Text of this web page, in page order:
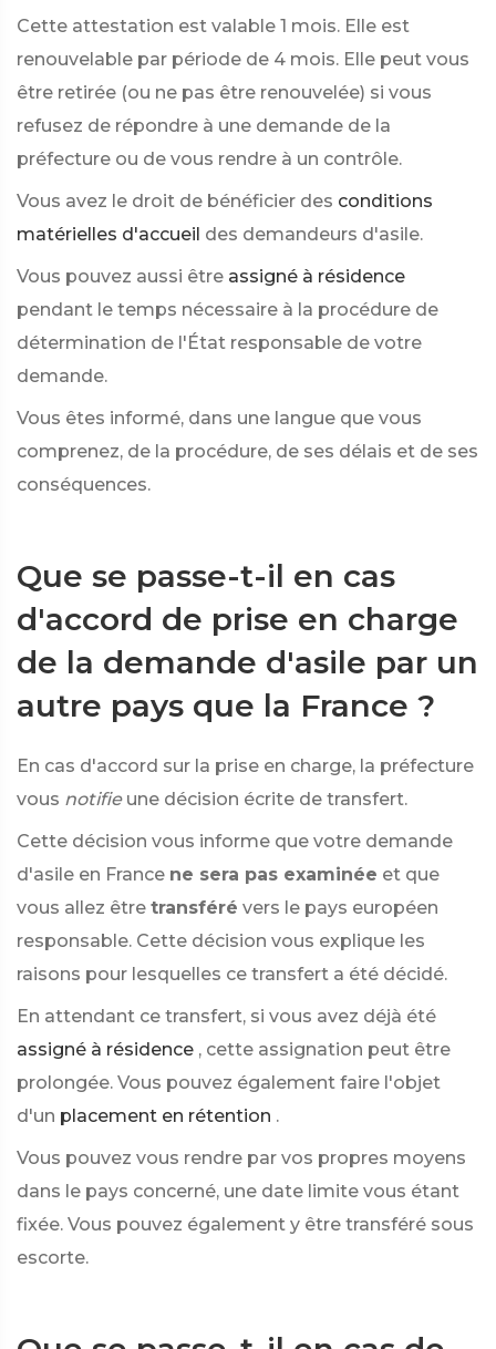
Cette attestation est valable 1 mois. Elle est
renouvelable par période de 4 mois. Elle peut vous
être retirée (ou ne pas être renouvelée) si vous
refusez de répondre à une demande de la
préfecture ou de vous rendre à un contrôle.
Vous avez le droit de bénéficier des conditions
matérielles d'accueil des demandeurs d'asile.
Vous pouvez aussi être assigné à résidence
pendant le temps nécessaire à la procédure de
détermination de l'État responsable de votre
demande.
Vous êtes informé, dans une langue que vous
comprenez, de la procédure, de ses délais et de ses
conséquences.
Que se passe-t-il en cas
d'accord de prise en charge
de la demande d'asile par un
autre pays que la France ?
En cas d'accord sur la prise en charge, la préfecture
vous notifie une décision écrite de transfert.
Cette décision vous informe que votre demande
d'asile en France ne sera pas examinée et que
vous allez être transféré vers le pays européen
responsable. Cette décision vous explique les
raisons pour lesquelles ce transfert a été décidé.
En attendant ce transfert, si vous avez déjà été
assigné à résidence , cette assignation peut être
prolongée. Vous pouvez également faire l'objet
d'un placement en rétention .
Vous pouvez vous rendre par vos propres moyens
dans le pays concerné, une date limite vous étant
fixée. Vous pouvez également y être transféré sous
escorte.